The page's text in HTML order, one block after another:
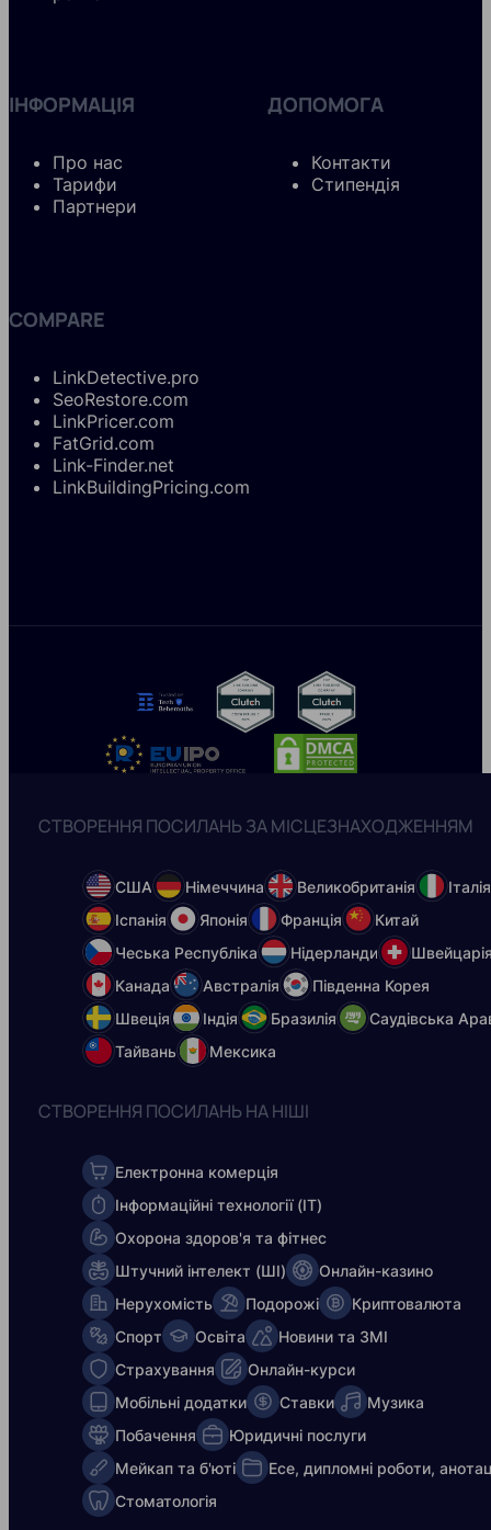
ІНФОРМАЦІЯ
Про нас
Тарифи
Партнери
ДОПОМОГА
Контакти
Стипендія
COMPARE
LinkDetective.pro
SeoRestore.com
LinkPricer.com
FatGrid.com
Link-Finder.net
LinkBuildingPricing.com
СТВОРЕННЯ ПОСИЛАНЬ ЗА МІСЦЕЗНАХОДЖЕННЯМ
США Німеччина Великобританія
Італія
Іспанія
Японія Франція
Китай
Чеська Республіка
Нідерланди
Канада
Австралія
Південна Корея
Швеція
Індія Бразилія
Саудівська
Тайвань
Мексика
СТВОРЕННЯ ПОСИЛАНЬ НА НІШІ
Електронна комерція
Інформаційні технології (ІТ)
Охорона здоров'я та фітнес
Штучний інтелект (ШІ)
Онлайн-казино
Нерухомість
Подорожі
Криптовалюта
Спорт
Освіта
Новини та ЗМІ
Страхування
Онлайн-курси
Мобільні додатки
Ставки
Музика
Побачення
Юридичні послуги
Мейкап та б'юті
Есе, дипломні роботи,
Стоматологія